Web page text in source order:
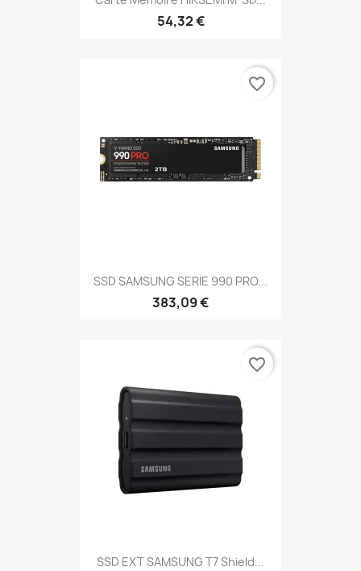
54,32 €
SSD SAMSUNG SERIE 990 PRO...
383,09 €
favorite_border
SSD EXT SAMSUNG T7 Shield...
favorite_border